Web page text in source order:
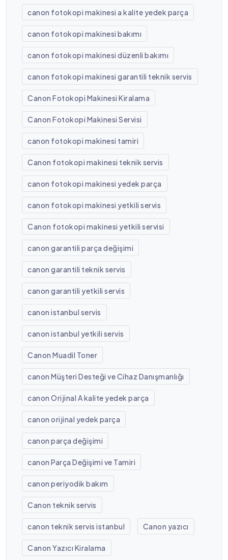
canon fotokopi makinesi a kalite yedek parça
canon fotokopi makinesi bakımı
canon fotokopi makinesi düzenli bakımı
canon fotokopi makinesi garantili teknik servis
Canon Fotokopi Makinesi Kiralama
Canon Fotokopi Makinesi Servisi
canon fotokopi makinesi tamiri
Canon fotokopi makinesi teknik servis
canon fotokopi makinesi yedek parça
canon fotokopi makinesi yetkili servis
Canon fotokopi makinesi yetkili servisi
canon garantili parça değişimi
canon garantili teknik servis
canon garantili yetkili servis
canon istanbul servis
canon istanbul yetkili servis
Canon Muadil Toner
canon Müşteri Desteği ve Cihaz Danışmanlığı
canon Orijinal A kalite yedek parça
canon orijinal yedek parça
canon parça değişimi
canon Parça Değişimi ve Tamiri
canon periyodik bakım
Canon teknik servis
canon teknik servis istanbul Canon yazıcı
Canon Yazıcı Kiralama